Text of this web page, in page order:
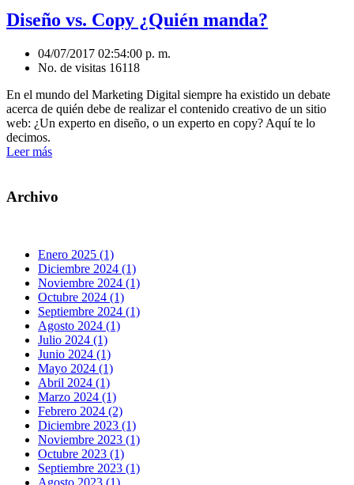
Diseño vs. Copy ¿Quién manda?
04/07/2017 02:54:00 p. m.
No. de visitas 16118
En el mundo del Marketing Digital siempre ha existido un debate
acerca de quién debe de realizar el contenido creativo de un sitio
web: ¿Un experto en diseño, o un experto en copy? Aquí te lo
decimos.
Leer más
Archivo
Enero 2025 (1)
Diciembre 2024 (1)
Noviembre 2024 (1)
Octubre 2024 (1)
Septiembre 2024 (1)
Agosto 2024 (1)
Julio 2024 (1)
Junio 2024 (1)
Mayo 2024 (1)
Abril 2024 (1)
Marzo 2024 (1)
Febrero 2024 (2)
Diciembre 2023 (1)
Noviembre 2023 (1)
Octubre 2023 (1)
Septiembre 2023 (1)
Agosto 2023 (1)